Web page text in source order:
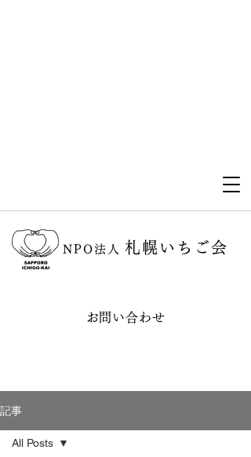
NPO法人 札幌いちご会
お問い合わせ
記事
All Posts